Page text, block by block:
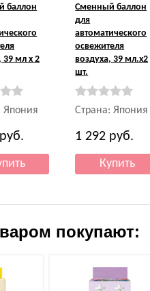
баллон
39 мл х 2
Япония
руб.
Сменный баллон
для
автоматического
освежителя
воздуха, 39 мл.х2
шт.
Страна: Япония
1 292 руб.
покупают: